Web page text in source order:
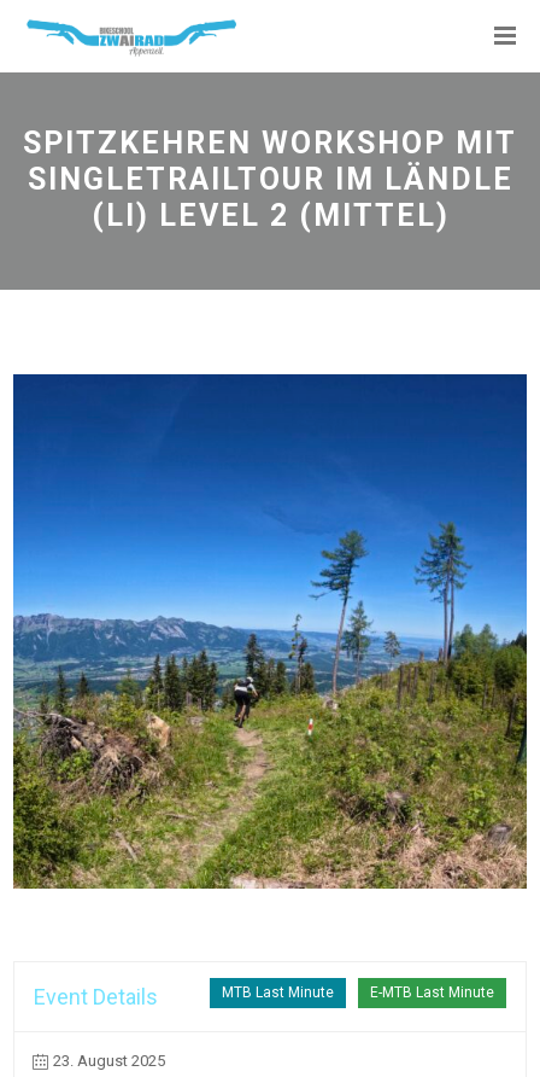
SPITZKEHREN WORKSHOP MIT
SINGLETRAILTOUR IM LÄNDLE
(LI) LEVEL 2 (MITTEL)
E-MTB Last Minute
MTB Last Minute
Event Details
23. August 2025